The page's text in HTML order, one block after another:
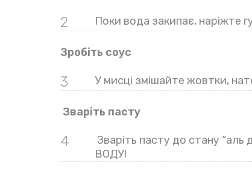
2 Поки вода закипає, наріжте
Зробіть соус
3 У мисці змішайте жовтки,
Зваріть пасту
4
Зваріть пасту до стану
ВОДУ!